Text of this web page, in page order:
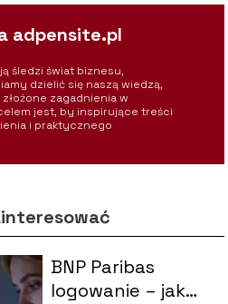
adpensite.pl
śledzi świat biznesu,
dzielić się naszą wiedzą,
zagadnienia w
jest, by inspirujące treści
i praktycznego
BNP Paribas
logowanie – jak